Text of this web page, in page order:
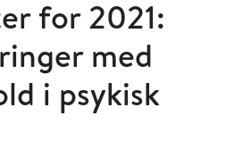
for 2021:
med
i psykisk